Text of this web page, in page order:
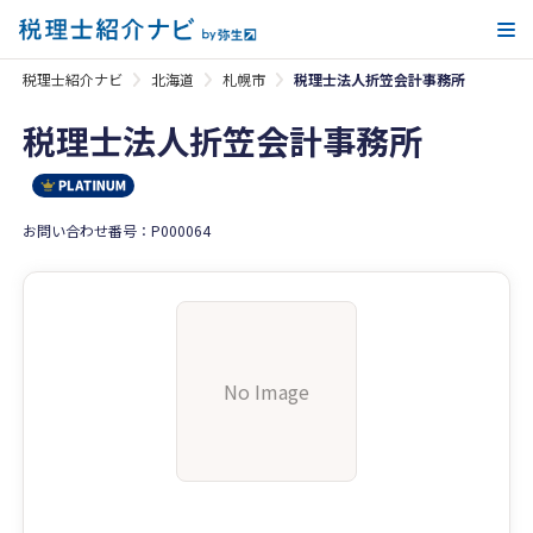
税理士紹介ナビ 北海道 札幌市 税理士法人折笠会計事務所
税理士法人折笠会計事務所
お問い合わせ番号：P000064
No Image